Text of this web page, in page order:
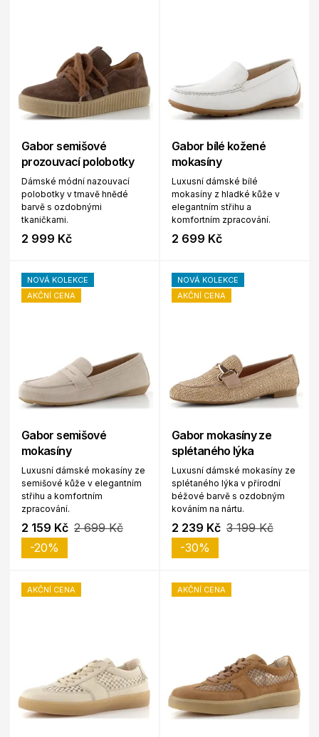
Gabor semišové
prozouvací polobotky
Dámské módní nazouvací
polobotky v tmavě hnědé
barvě s ozdobnými
tkaničkami.
2 999 Kč
Gabor bílé kožené
mokasíny
Luxusní dámské bílé
mokasíny z hladké kůže v
elegantním střihu a
komfortním zpracování.
2 699 Kč
NOVÁ KOLEKCE
AKČNÍ CENA
Gabor semišové
mokasíny
Luxusní dámské mokasíny ze
semišové kůže v elegantním
střihu a komfortním
zpracování.
2 159 Kč 2 699 Kč
-20%
NOVÁ KOLEKCE
AKČNÍ CENA
Gabor mokasíny ze
splétaného lýka
Luxusní dámské mokasíny ze
splétaného lýka v přírodní
béžové barvě s ozdobným
kováním na nártu.
2 239 Kč 3 199 Kč
-30%
AKČNÍ CENA AKČNÍ CENA